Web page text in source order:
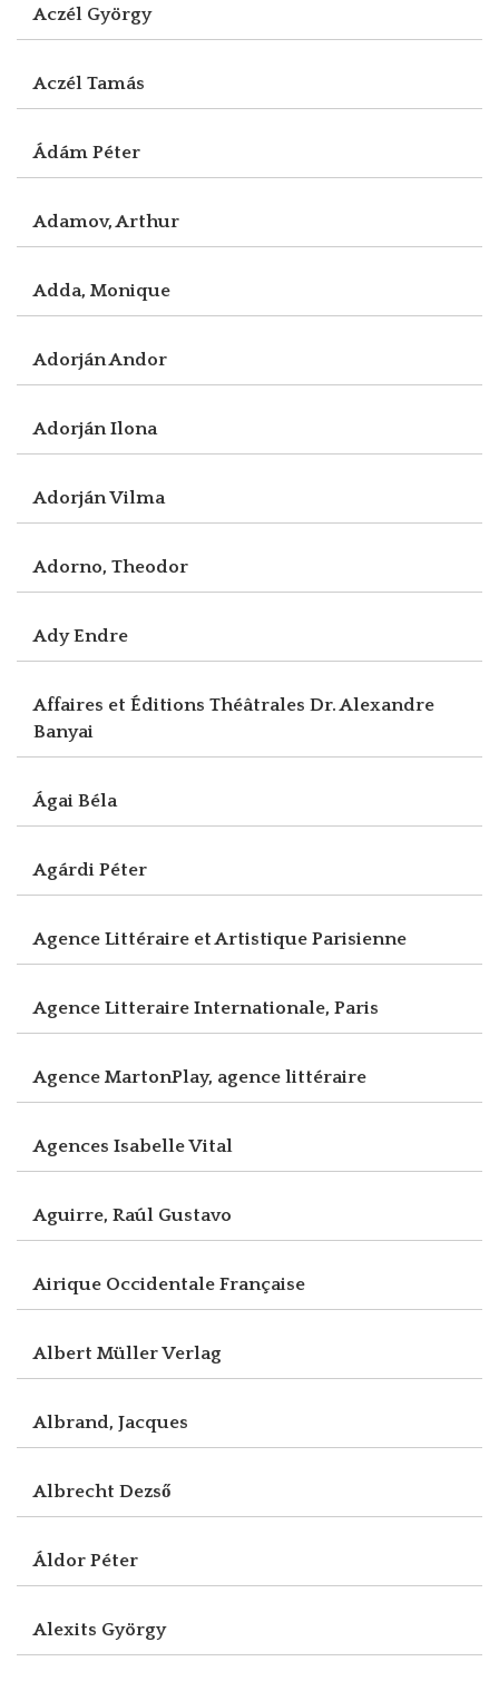
Aczél György
Aczél Tamás
Ádám Péter
Adamov, Arthur
Adda, Monique
Adorján Andor
Adorján Ilona
Adorján Vilma
Adorno, Theodor
Ady Endre
Affaires et Éditions Théâtrales Dr. Alexandre
Banyai
Ágai Béla
Agárdi Péter
Agence Littéraire et Artistique Parisienne
Agence Litteraire Internationale, Paris
Agence MartonPlay, agence littéraire
Agences Isabelle Vital
Aguirre, Raúl Gustavo
Airique Occidentale Française
Albert Müller Verlag
Albrand, Jacques
Albrecht Dezső
Áldor Péter
Alexits György